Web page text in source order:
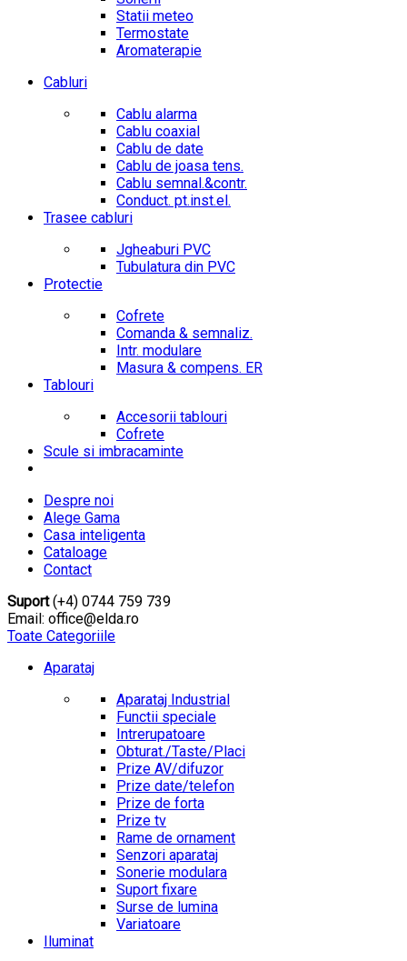
Statii meteo
Termostate
Aromaterapie
Cabluri
Cablu alarma
Cablu coaxial
Cablu de date
Cablu de joasa tens.
Cablu semnal.&contr.
Conduct. pt.inst.el.
Trasee cabluri
Jgheaburi PVC
Tubulatura din PVC
Protectie
Cofrete
Comanda & semnaliz.
Intr. modulare
Masura & compens. ER
Tablouri
Accesorii tablouri
Cofrete
Scule si imbracaminte
Despre noi
Alege Gama
Casa inteligenta
Cataloage
Contact
Suport(+4) 0744 759 739
Email: office@elda.ro
Toate Categoriile
Aparataj
Aparataj Industrial
Functii speciale
Intrerupatoare
Obturat./Taste/Placi
Prize AV/difuzor
Prize date/telefon
Prize de forta
Prize tv
Rame de ornament
Senzori aparataj
Sonerie modulara
Suport fixare
Surse de lumina
Variatoare
Iluminat